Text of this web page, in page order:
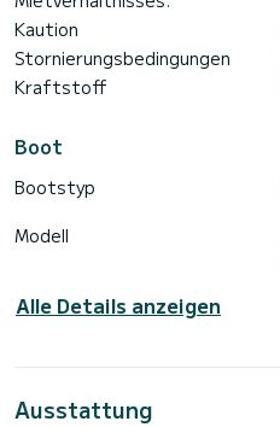
Kaution
Stornierungsbedingungen
Kraftstoff
Boot
Bootstyp
Modell
Alle Details anzeigen
Ausstattung